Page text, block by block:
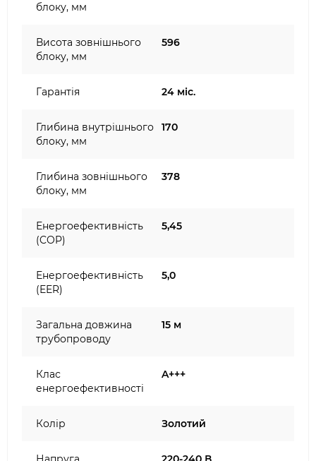
блоку, мм
Висота зовнішнього
блоку, мм
596
Гарантія 24 міс.
Глибина внутрішнього
блоку, мм
170
Глибина зовнішнього
блоку, мм
378
Енергоефективність
(COP)
5,45
Енергоефективність
(EER)
5,0
Загальна довжина
трубопроводу
15 м
Клас
енергоефективності
A+++
Колір Золотий